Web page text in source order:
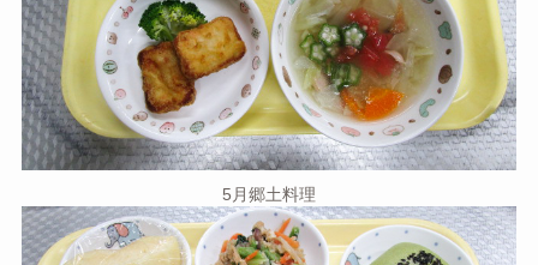
5月郷土料理